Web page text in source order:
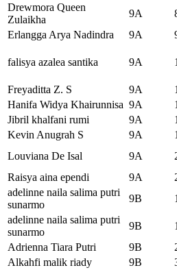
Drewmora Queen
Zulaikha
9A
Erlangga Arya Nadindra
9A
falisya azalea santika 9A
Freyaditta Z. S
9A
Hanifa Widya Khairunnisa 9A
Jibril khalfani rumi
9A
Kevin Anugrah S
9A
Louviana De Isal
9A
Raisya aina ependi
9A
adelinne naila salima putri
sunarmo
9B 1
adelinne naila salima putri
sunarmo
9B 1
Adrienna Tiara Putri
9B
Alkahfi malik riady
9B